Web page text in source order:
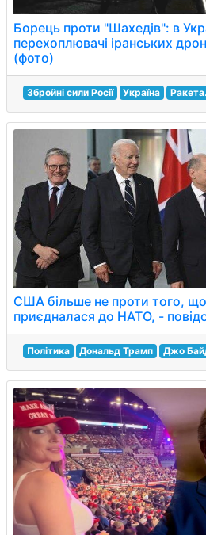
Борець проти "Шахедів": в
перехоплювачі іранських
(фото)
Збройні сили Росії Україна Ракета.
США більше не проти того,
приєдналася до НАТО, -
Політика Дональд Трамп Джо